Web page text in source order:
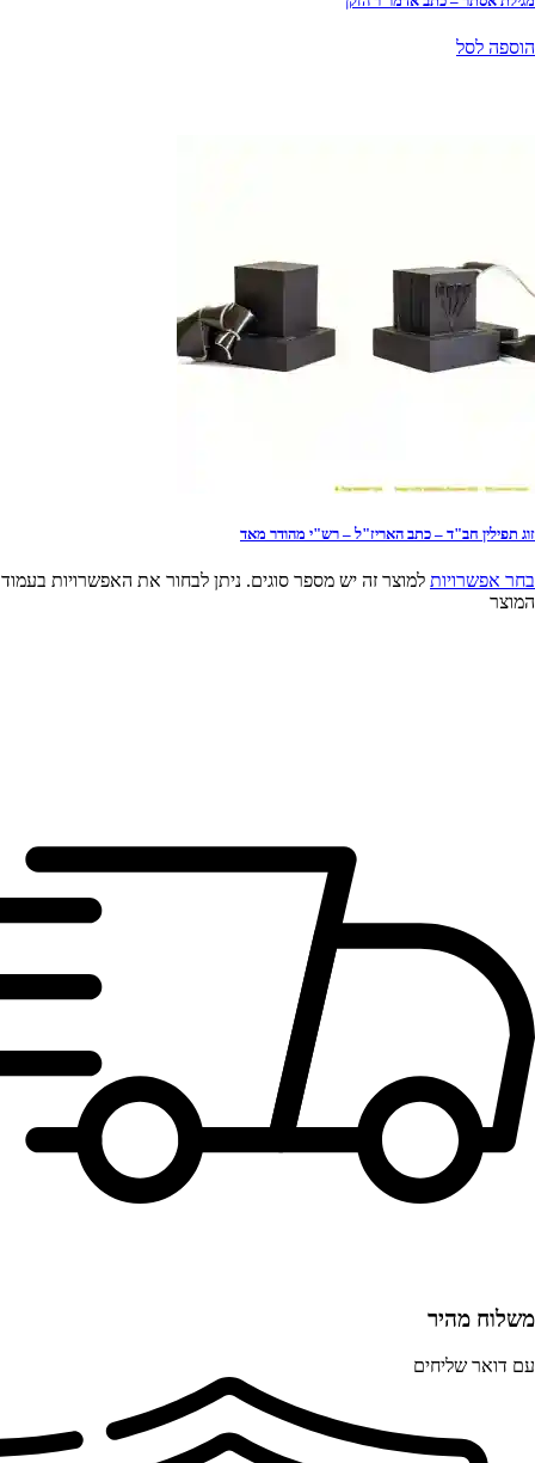
הוספה לסל
זוג תפילין חב"ד – כתב האריז"ל – רש"י מהודר מאד
בחר אפשרויות למוצר זה יש מספר סוגים. ניתן לבחור את האפשרויות בעמוד
המוצר
משלוח מהיר
עם דואר שליחים